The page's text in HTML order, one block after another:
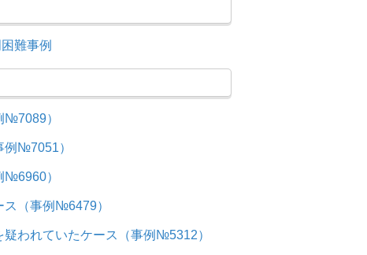
難事例
№7089）
例№7051）
№6960）
ス（事例№6479）
われていたケース（事例№5312）